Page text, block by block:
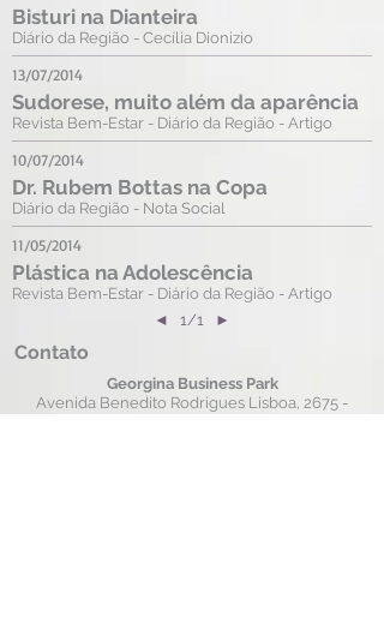
Bisturi na Dianteira
Diário da Região - Cecília Dionizio
13/07/2014
Sudorese, muito além da aparência
Revista Bem-Estar - Diário da Região - Artigo
10/07/2014
Dr. Rubem Bottas na Copa
Diário da Região - Nota Social
11/05/2014
Plástica na Adolescência
Revista Bem-Estar - Diário da Região - Artigo
◄
1/1 ►
Contato
Georgina Business Park
Avenida Benedito Rodrigues Lisboa, 2675 -